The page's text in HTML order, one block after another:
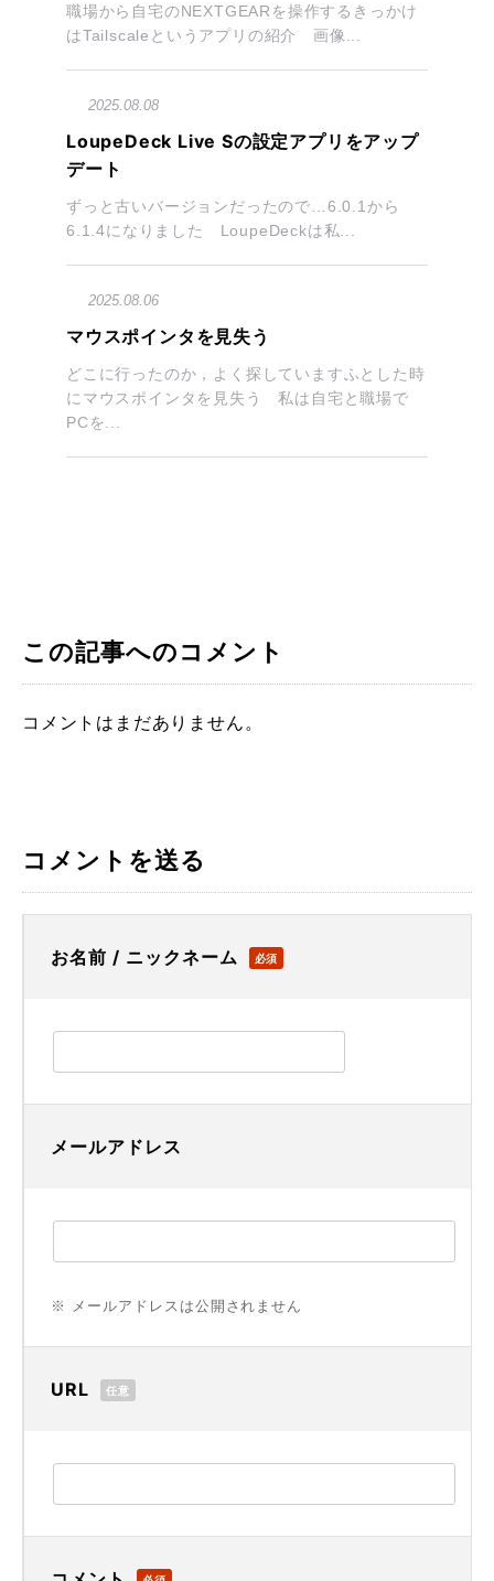
職場から自宅のNEXTGEARを操作するきっかけ
はTailscaleというアプリの紹介 画像...
2025.08.08
LoupeDeck Live Sの設定アプリをアップ
デート
ずっと古いバージョンだったので…6.0.1から
6.1.4になりました LoupeDeckは私...
2025.08.06
マウスポインタを見失う
どこに行ったのか，よく探していますふとした時
にマウスポインタを見失う 私は自宅と職場で
PCを...
この記事へのコメント
コメントはまだありません。
コメントを送る
お名前 / ニックネーム 必須
メールアドレス
※ メールアドレスは公開されません
URL 任意